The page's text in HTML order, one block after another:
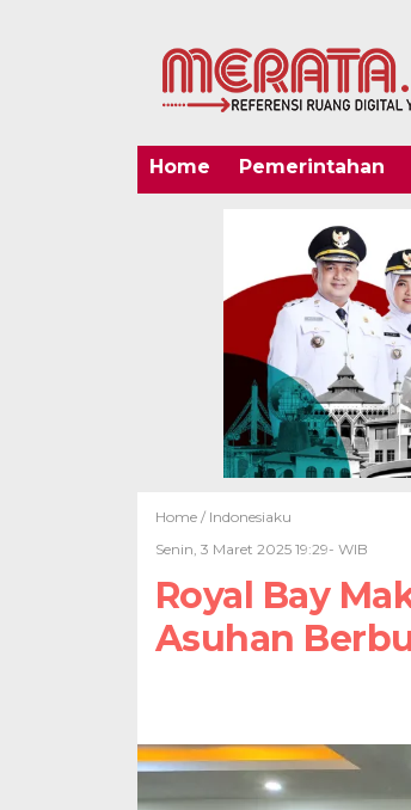
Home Pemerintahan
Home / Indonesiaku
Senin, 3 Maret 2025 19:29- WIB
Royal Bay
Asuhan